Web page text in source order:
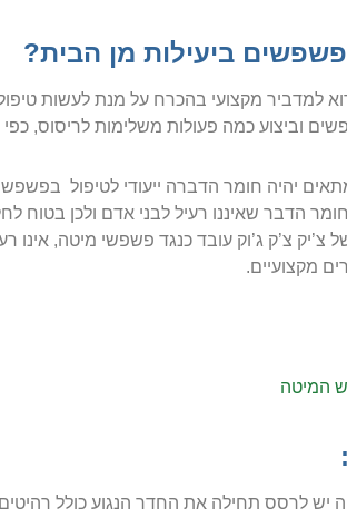
ביעילות מן הבית?
למדביר מקצועי בהכרח על מנת לעשות
וביצוע כמה פעולות משלימות לריסוס, כפי
יהיה חומר הדברה ייעודי לטיפול
הדבר שאיננו רעיל לבני אדם ולכן בטוח
צ’יק צ’ק ג’וק עובד כנגד פשפשי מיטה, אינו
מקצועיים.
המיטה
לרסס תחילה את החדר הנגוע כולל